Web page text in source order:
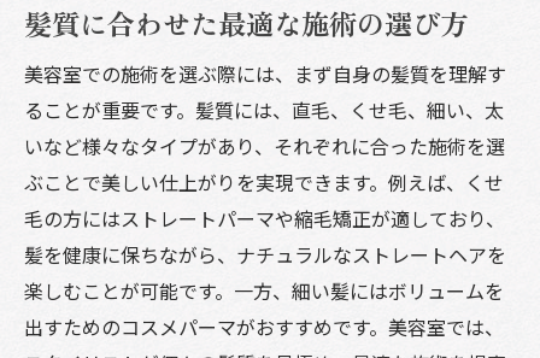
美容室でリラックスしながらプロの技術で髪に
リラックスできるサロン環境の選び方
プロの技術で叶う心身のリフレッシュ
施術中のリラックスタイムの過ごし方
ストレス解消に役立つ美容室での体験
美しさとリラックスの両立を目指す施術
リラクゼーション効果を高めるサロンの工
夫
髪質に合わせた最適な施術の選び方
美容室での施術を選ぶ際には、まず自身の髪質を理解す
ることが重要です。髪質には、直毛、くせ毛、細い、太
いなど様々なタイプがあり、それぞれに合った施術を選
ぶことで美しい仕上がりを実現できます。例えば、くせ
毛の方にはストレートパーマや縮毛矯正が適しており、
髪を健康に保ちながら、ナチュラルなストレートヘアを
楽しむことが可能です。一方、細い髪にはボリュームを
出すためのコスメパーマがおすすめです。美容室では、